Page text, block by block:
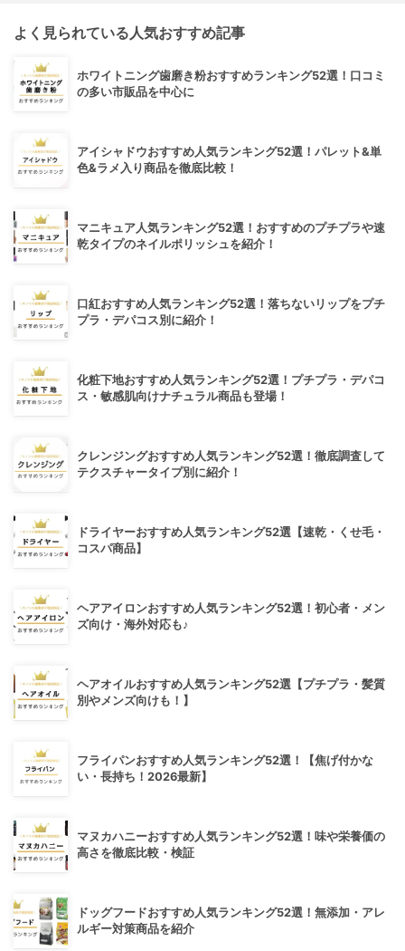
よく見られている人気おすすめ記事
ホワイトニング歯磨き粉おすすめランキング52選！口コミ
の多い市販品を中心に
アイシャドウおすすめ人気ランキング52選！パレット&単
色&ラメ入り商品を徹底比較！
マニキュア人気ランキング52選！おすすめのプチプラや速
乾タイプのネイルポリッシュを紹介！
口紅おすすめ人気ランキング52選！落ちないリップをプチ
プラ・デパコス別に紹介！
化粧下地おすすめ人気ランキング52選！プチプラ・デパコ
ス・敏感肌向けナチュラル商品も登場！
クレンジングおすすめ人気ランキング52選！徹底調査して
テクスチャータイプ別に紹介！
ドライヤーおすすめ人気ランキング52選【速乾・くせ毛・
コスパ商品】
ヘアアイロンおすすめ人気ランキング52選！初心者・メン
ズ向け・海外対応も♪
ヘアオイルおすすめ人気ランキング52選【プチプラ・髪質
別やメンズ向けも！】
フライパンおすすめ人気ランキング52選！【焦げ付かな
い・長持ち！2026最新】
マヌカハニーおすすめ人気ランキング52選！味や栄養価の
高さを徹底比較・検証
ドッグフードおすすめ人気ランキング52選！無添加・アレ
ルギー対策商品を紹介